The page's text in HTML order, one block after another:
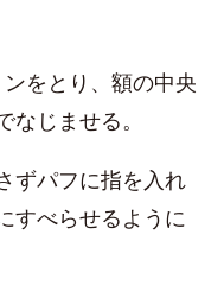
をとり、額の中央
じませる。
ずパフに指を入れ
すべらせるように